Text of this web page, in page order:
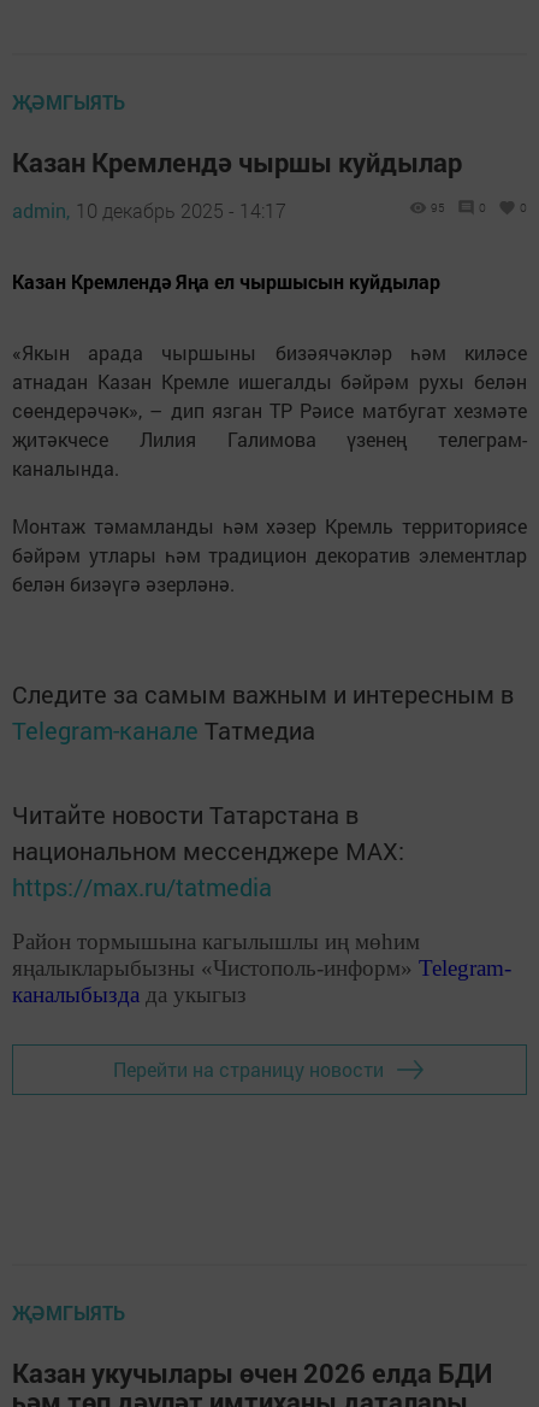
ҖӘМГЫЯТЬ
Казан Кремлендә чыршы куйдылар
admin, 10 декабрь 2025 - 14:17 95 0 0
Казан Кремлендә Яңа ел чыршысын куйдылар
«Якын арада чыршыны бизәячәкләр һәм киләсе
атнадан Казан Кремле ишегалды бәйрәм рухы белән
сөендерәчәк», – дип язган ТР Рәисе матбугат хезмәте
җитәкчесе Лилия Галимова үзенең телеграм-
каналында.
Монтаж тәмамланды һәм хәзер Кремль территориясе
бәйрәм утлары һәм традицион декоратив элементлар
белән бизәүгә әзерләнә.
Следите за самым важным и интересным в
Telegram-канале Татмедиа
Читайте новости Татарстана в
национальном мессенджере MАХ:
https://max.ru/tatmedia
Район тормышына кагылышлы иң мөһим
яңалыкларыбызны «Чистополь-информ» Telegram-
каналыбызда да укыгыз
Перейти на страницу новости
ҖӘМГЫЯТЬ
Казан укучылары өчен 2026 елда БДИ